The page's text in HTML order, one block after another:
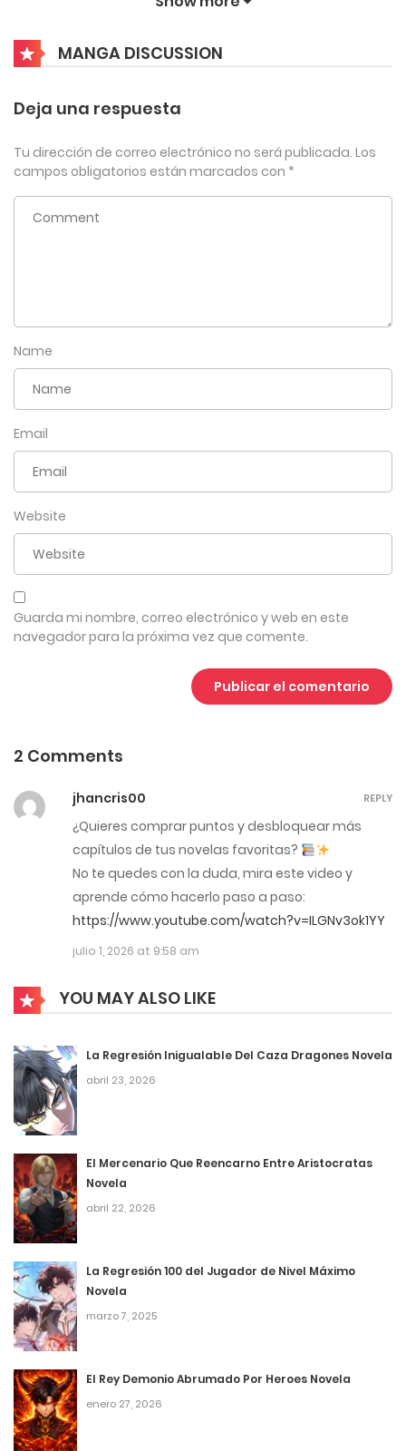
junio 30, 2026
4 Capítulo 662
junio 30, 2026
junio 17, 2026
4
junio 17, 2026
4
junio 17, 2026
4 Capítulo 656
junio 17, 2026
4 Capítulo 654
junio 17, 2026
junio 17, 2026
Capítulo 652
junio 17, 2026
4 Capítulo 651
4 Capítulo 650
junio 17, 2026
4 Capítulo 649
junio 17, 2026
4 Capítulo 648
junio 17, 2026
4 Capítulo 647
junio 17, 2026
junio 17, 2026
4 Capítulo 645
MANGA DISCUSSION
Deja una respuesta
Tu dirección de correo electrónico no será publicada. Los
campos obligatorios están marcados con *
Name
Email
Website
Guarda mi nombre, correo electrónico y web en este
navegador para la próxima vez que comente.
2 Comments
jhancris00
¿Quieres comprar puntos y desbloquear más
capítulos de tus novelas favoritas?
No te quedes con la duda, mira este video y
aprende cómo hacerlo paso a paso:
https://www.youtube.com/watch?v=ILGNv3ok1YY
julio 1, 2026 at 9:58 am
REPLY
YOU MAY ALSO LIKE
La Regresión Inigualable Del Caza Dragones Novela
abril 23, 2026
El Mercenario Que Reencarno Entre Aristocratas
Novela
abril 22, 2026
La Regresión 100 del Jugador de Nivel Máximo
Novela
marzo 7, 2025
El Rey Demonio Abrumado Por Heroes Novela
enero 27, 2026